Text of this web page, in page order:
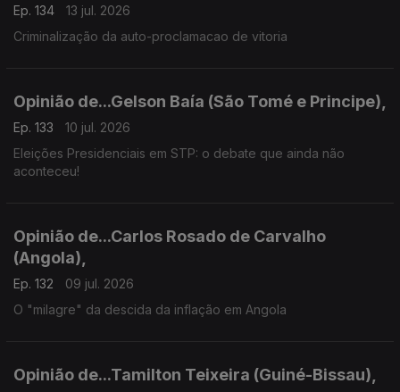
Ep. 134
13 jul. 2026
Criminalização da auto-proclamacao de vitoria
Opinião de...Gelson Baía (São Tomé e Principe),
Ep. 133
10 jul. 2026
Eleições Presidenciais em STP: o debate que ainda não
aconteceu!
Opinião de...Carlos Rosado de Carvalho
(Angola),
Ep. 132
09 jul. 2026
O "milagre" da descida da inflação em Angola
Opinião de...Tamilton Teixeira (Guiné-Bissau),